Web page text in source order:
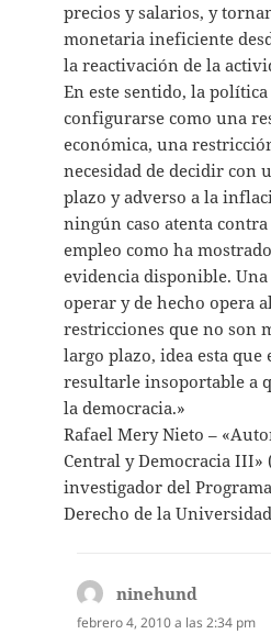
precios y salarios, y
monetaria ineficiente
la reactivación de la
En este sentido, la
configurarse como una
económica, una
necesidad de decidir con
plazo y adverso a la
ningún caso atenta
empleo como ha
evidencia disponible.
operar y de hecho opera
restricciones que no son
largo plazo, idea esta
resultarle insoportable a
la democracia.»
Rafael Mery Nieto –
Central y Democracia III»
investigador del
Derecho de la
ninehund
febrero 4, 2010 a las 2:34 pm